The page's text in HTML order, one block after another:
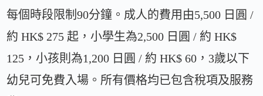
每個時段限制90分鐘。成人的費用由5,500 日圓 /
約 HK$ 275 起，小學生為2,500 日圓 / 約 HK$
125，小孩則為1,200 日圓 / 約 HK$ 60，3歲以下
幼兒可免費入場。所有價格均已包含稅項及服務